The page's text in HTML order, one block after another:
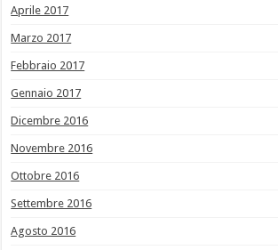
Aprile 2017
Marzo 2017
Febbraio 2017
Gennaio 2017
Dicembre 2016
Novembre 2016
Ottobre 2016
Settembre 2016
Agosto 2016